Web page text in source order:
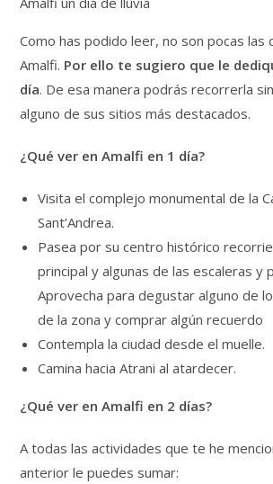
Como has podido leer, no son pocas las
Amalfi. Por ello te sugiero que le
día. De esa manera podrás recorrerla
alguno de sus sitios más destacados.
¿Qué ver en Amalfi en 1 día?
Visita el complejo monumental de la
Sant’Andrea.
Pasea por su centro histórico
principal y algunas de las escaleras y
Aprovecha para degustar alguno de
de la zona y comprar algún recuerdo
Contempla la ciudad desde el muelle.
Camina hacia Atrani al atardecer.
¿Qué ver en Amalfi en 2 días?
A todas las actividades que te he
anterior le puedes sumar: